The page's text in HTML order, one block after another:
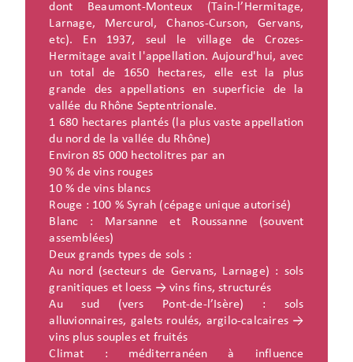
dont Beaumont-Monteux (Tain-l’Hermitage,
Larnage, Mercurol, Chanos-Curson, Gervans,
etc). En 1937, seul le village de Crozes-
Hermitage avait l'appellation. Aujourd'hui, avec
un total de 1650 hectares, elle est la plus
grande des appellations en superficie de la
vallée du Rhône Septentrionale.
1 680 hectares plantés (la plus vaste appellation
du nord de la vallée du Rhône)
Environ 85 000 hectolitres par an
90 % de vins rouges
10 % de vins blancs
Rouge : 100 % Syrah (cépage unique autorisé)
Blanc : Marsanne et Roussanne (souvent
assemblées)
Deux grands types de sols :
Au nord (secteurs de Gervans, Larnage) : sols
granitiques et loess → vins fins, structurés
Au sud (vers Pont-de-l’Isère) : sols
alluvionnaires, galets roulés, argilo-calcaires →
vins plus souples et fruités
Climat : méditerranéen à influence